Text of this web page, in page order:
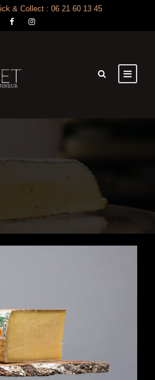
& Collect : 06 21 60 13 45